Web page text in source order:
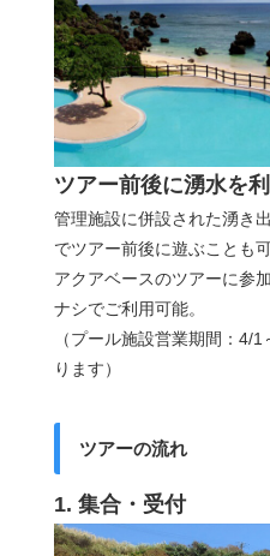
ツアー前後に湧水を
管理施設に併設された湧き
でツアー前後に遊ぶことも可
アクアベースのツアーに参
ナシでご利用可能。
（プール施設営業期間：4/
ります）
ツアーの流れ
1. 集合・受付